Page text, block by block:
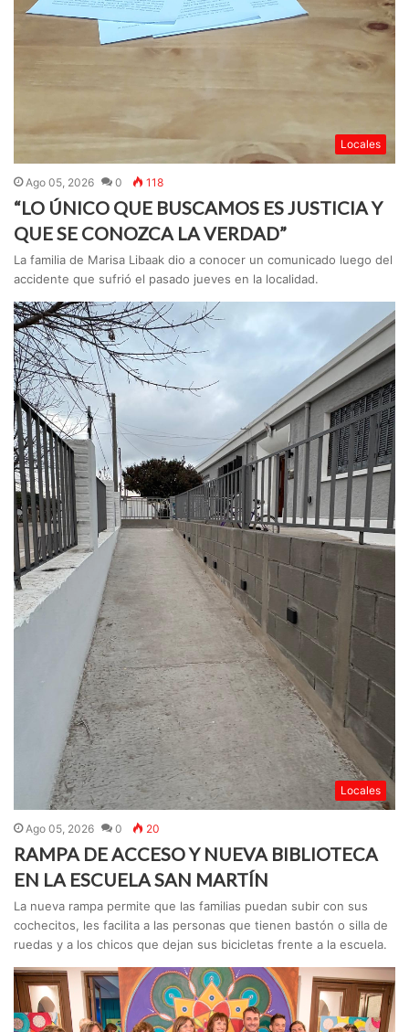
Locales
Ago 05, 2026 0 118
“LO ÚNICO QUE BUSCAMOS ES JUSTICIA Y
QUE SE CONOZCA LA VERDAD”
La familia de Marisa Libaak dio a conocer un comunicado luego del
accidente que sufrió el pasado jueves en la localidad.
Locales
Ago 05, 2026 0 20
RAMPA DE ACCESO Y NUEVA BIBLIOTECA
EN LA ESCUELA SAN MARTÍN
La nueva rampa permite que las familias puedan subir con sus
cochecitos, les facilita a las personas que tienen bastón o silla de
ruedas y a los chicos que dejan sus bicicletas frente a la escuela.